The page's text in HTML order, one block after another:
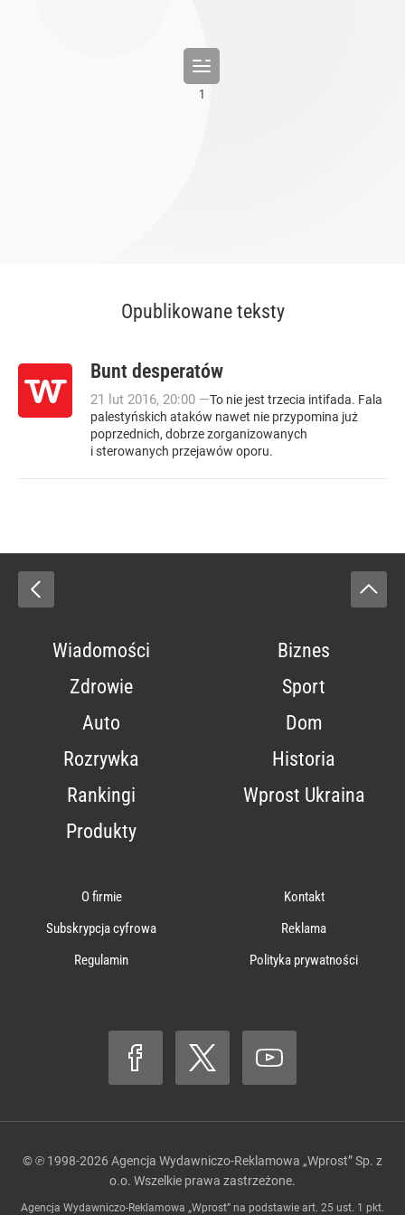
Opublikowane teksty
Bunt desperatów
21 lut 2016, 20:00 —To nie jest trzecia intifada. Fala
palestyńskich ataków nawet nie przypomina już
poprzednich, dobrze zorganizowanych
i sterowanych przejawów oporu.
Wiadomości
Biznes
Zdrowie
Sport
Auto
Dom
Rozrywka
Historia
Rankingi
Wprost Ukraina
Produkty
O firmie
Kontakt
Subskrypcja cyfrowa
Reklama
Regulamin
Polityka prywatności
© ℗ 1998-2026 Agencja Wydawniczo-Reklamowa „Wprost” Sp. z
o.o. Wszelkie prawa zastrzeżone.
Agencja Wydawniczo-Reklamowa „Wprost” na podstawie art. 25 ust. 1 pkt.